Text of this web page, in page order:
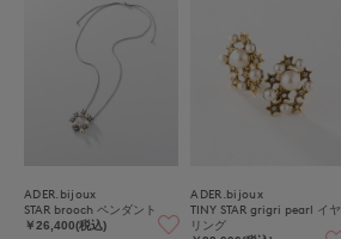
ADER.bijoux
STAR brooch ペンダント
￥26,400(税込)
ADER.bijoux
TINY STAR grigri pearl イヤ
リング